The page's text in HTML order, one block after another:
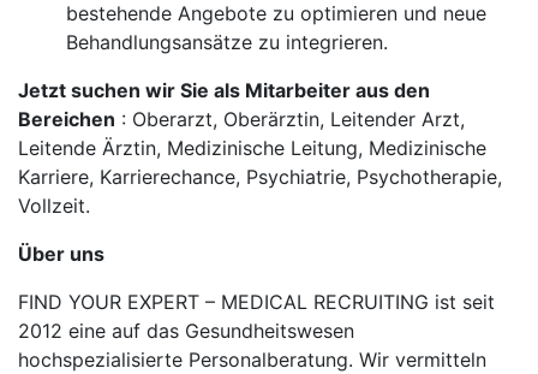
bestehende Angebote zu optimieren und neue
Behandlungsansätze zu integrieren.
Jetzt suchen wir Sie als Mitarbeiter aus den
Bereichen : Oberarzt, Oberärztin, Leitender Arzt,
Leitende Ärztin, Medizinische Leitung, Medizinische
Karriere, Karrierechance, Psychiatrie, Psychotherapie,
Vollzeit.
Über uns
FIND YOUR EXPERT – MEDICAL RECRUITING ist seit
2012 eine auf das Gesundheitswesen
hochspezialisierte Personalberatung. Wir vermitteln